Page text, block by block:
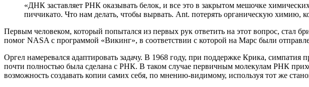
«ДНК заставляет РНК оказывать белок, и все это в закрытом мешочке
пиччикато. Что нам делать, чтобы вырвать. Ant. потерять органическую химию,
Первым человеком, который попытался из первых рук ответить на этот вопрос,
помог NASA с программой «Викинг», в соответствии с которой на Марс были
Оргел намеревался адаптировать задачу. В 1968 году, при поддержке Крика,
почти полностью была сделана с РНК. В таком случае первичным молекулам РНК
возможность создавать копии самих себя, по мнению-видимому, используя тот же